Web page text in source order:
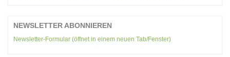
NEWSLETTER ABONNIEREN
Newsletter-Formular (öffnet in einem neuen Tab/Fenster)